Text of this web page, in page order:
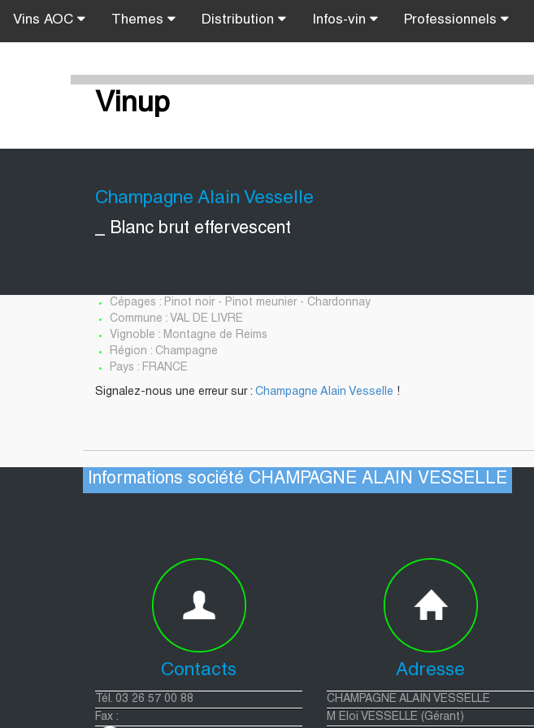
Vins AOC Themes Distribution Infos-vin Professionnels
Vinup
Champagne Alain Vesselle
_ Blanc brut effervescent
Cépages : Pinot noir - Pinot meunier - Chardonnay
Commune : VAL DE LIVRE
Vignoble : Montagne de Reims
Région : Champagne
Pays : FRANCE
Signalez-nous une erreur sur : Champagne Alain Vesselle !
Informations société CHAMPAGNE ALAIN VESSELLE
Contacts
Tél. 03 26 57 00 88
Fax :
Adresse
CHAMPAGNE ALAIN VESSELLE
M Eloi VESSELLE (Gérant)